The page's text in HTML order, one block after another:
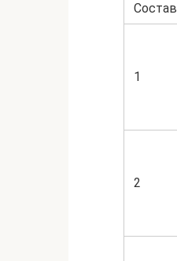
Состав
1
2